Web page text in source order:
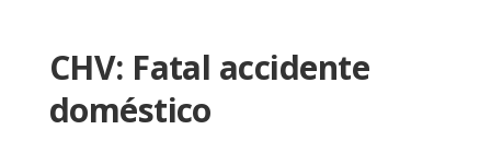
CHV: Fatal accidente
doméstico